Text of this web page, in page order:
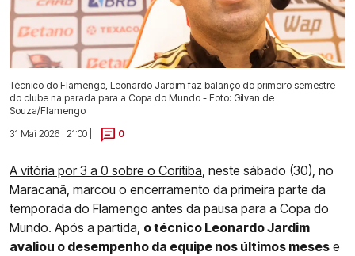
Técnico do Flamengo, Leonardo Jardim faz balanço do primeiro semestre
do clube na parada para a Copa do Mundo - Foto: Gilvan de
Souza/Flamengo
31 Mai 2026 | 21:00 |
0
A vitória por 3 a 0 sobre o Coritiba , neste sábado (30), no
Maracanã, marcou o encerramento da primeira parte da
temporada do Flamengo antes da pausa para a Copa do
Mundo. Após a partida, o técnico Leonardo Jardim
avaliou o desempenho da equipe nos últimos meses e